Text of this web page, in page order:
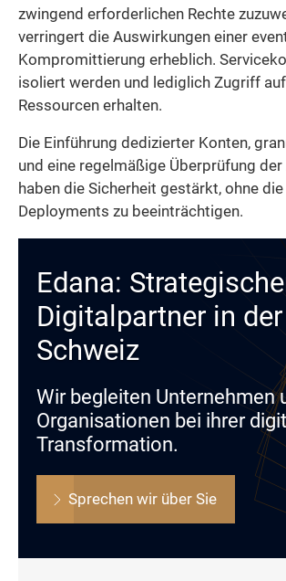
zwingend erforderlichen Rechte
verringert die Auswirkungen einer
Kompromittierung erheblich.
isoliert werden und lediglich Zugriff
Ressourcen erhalten.
Die Einführung dedizierter Konten,
und eine regelmäßige Überprüfung
haben die Sicherheit gestärkt, ohne
Deployments zu beeinträchtigen.
Edana:
Digitalpartner in der
Schweiz
Wir begleiten Unternehmen
Organisationen bei ihrer
Transformation.
Sprechen wir über Sie